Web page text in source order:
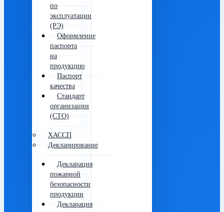
по
эксплуатации
(РЭ)
Оформление
паспорта
на
продукцию
Паспорт
качества
Стандарт
организации
(СТО)
ХАССП
Декларирование
Декларация
пожарной
безопасности
продукции
Декларация